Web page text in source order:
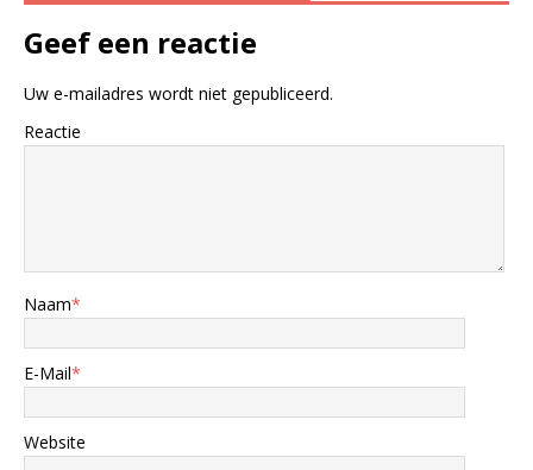
Geef een reactie
Uw e-mailadres wordt niet gepubliceerd.
Reactie
Naam*
E-Mail*
Website